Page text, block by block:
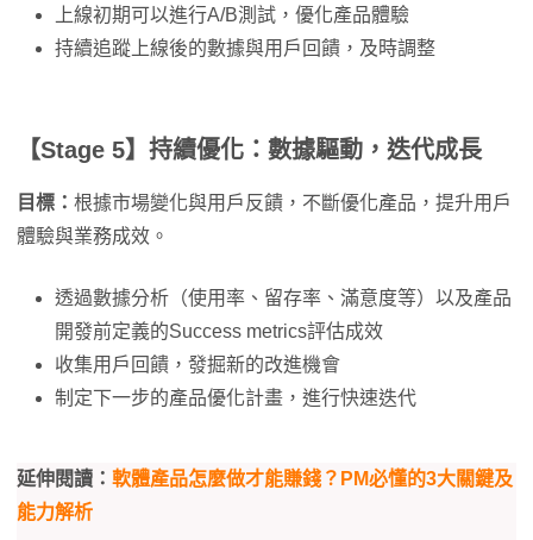
上線初期可以進行A/B測試，優化產品體驗
持續追蹤上線後的數據與用戶回饋，及時調整
【Stage 5】持續優化：數據驅動，迭代成長
目標： 根據市場變化與用戶反饋，不斷優化產品，提升用戶
體驗與業務成效。
透過數據分析（使用率、留存率、滿意度等）以及產品
開發前定義的Success metrics評估成效
收集用戶回饋，發掘新的改進機會
制定下一步的產品優化計畫，進行快速迭代
延伸閱讀： 軟體產品怎麼做才能賺錢？PM必懂的3大關鍵及
能力解析